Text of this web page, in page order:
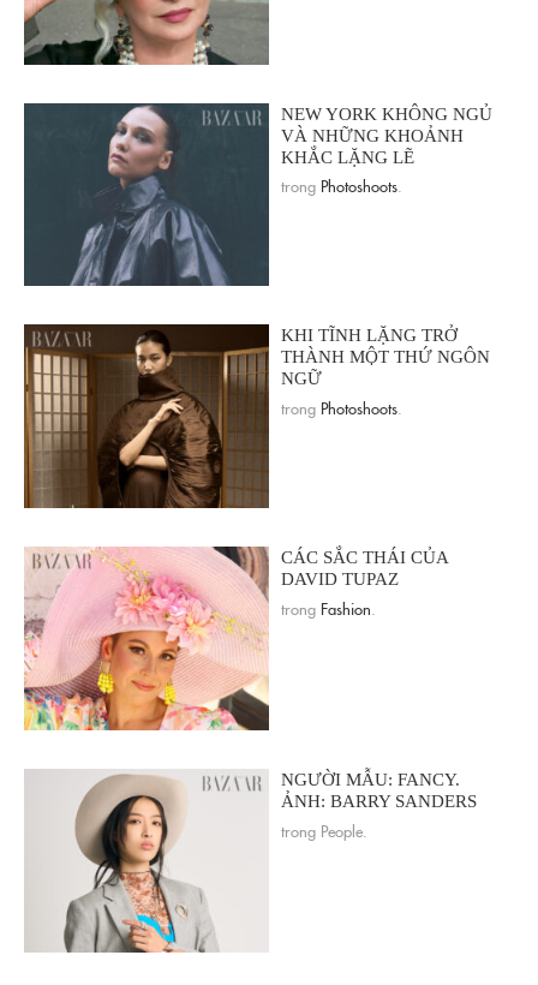
NEW YORK KHÔNG NGỦ
VÀ NHỮNG KHOẢNH
KHẮC LẶNG LẼ
trong Photoshoots
KHI TĨNH LẶNG TRỞ
THÀNH MỘT THỨ NGÔN
NGỮ
trong Photoshoots
CÁC SẮC THÁI CỦA
DAVID TUPAZ
trong Fashion
NGƯỜI MẪU: FANCY.
ẢNH: BARRY SANDERS
trong People.